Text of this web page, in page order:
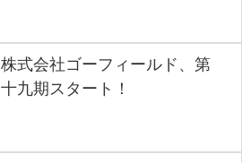
株式会社ゴーフィールド、第
十九期スタート！